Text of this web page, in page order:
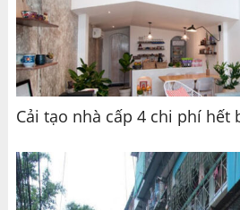
Cải tạo nhà cấp 4 chi phí hết